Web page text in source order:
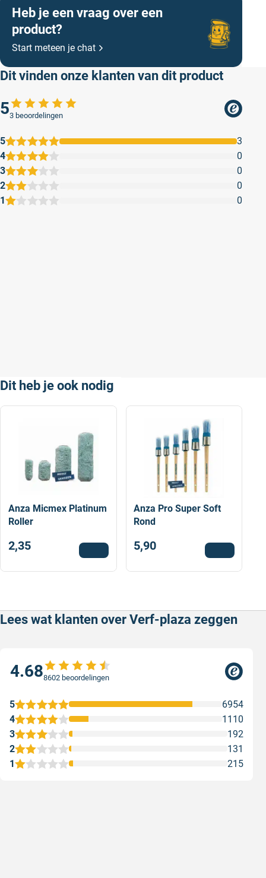
Veiligheid
kleding vermijden.
ANTIGIFCENTRUM of een arts raadplegen.
Verwijdering
P501 - Inhoud en verpakking afvoeren in
nationale of internationale regelgeving.
Heb je een vraag over een
product?
Start meteen je chat
Dit vinden onze klanten van dit product
53 beoordelingen
1 0
2 0
3 0
4 0
5 3
Dit heb je ook nodig
Anza Micmex Platinum
Roller
2,35
Anza Pro Super Soft
Rond
5,90
Lees wat klanten over Verf-plaza zeggen
4.688602 beoordelingen
1 215
2 131
3 192
4 1110
5 6954